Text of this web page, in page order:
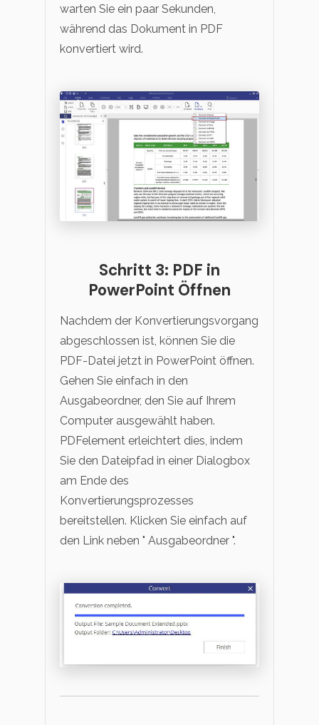
warten Sie ein paar Sekunden,
während das Dokument in PDF
konvertiert wird.
Schritt 3: PDF in
PowerPoint Öffnen
Nachdem der Konvertierungsvorgang
abgeschlossen ist, können Sie die
PDF-Datei jetzt in PowerPoint öffnen.
Gehen Sie einfach in den
Ausgabeordner, den Sie auf Ihrem
Computer ausgewählt haben.
PDFelement erleichtert dies, indem
Sie den Dateipfad in einer Dialogbox
am Ende des
Konvertierungsprozesses
bereitstellen. Klicken Sie einfach auf
den Link neben " Ausgabeordner ".